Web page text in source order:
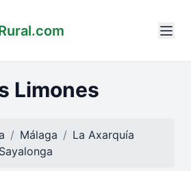
Limones
Málaga
La Axarquía
Sayalonga